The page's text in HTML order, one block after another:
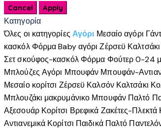
Οι
μπορούν
να
επιλεγούν
στη
σελίδα
του
προϊόντος
Κατηγορία
Όλες οι κατηγορίες Αγόρι Μεσαίο αγόρι
κασκόλ Φόρμα Baby αγόρι Ζέρσεϋ Καλτσάκι
Σετ σκούφος-κασκόλ Φόρμα Φούτερ 0-24
Μπλούζες Αγόρι Μπουφάν Μπουφάν-
Μεσαίο κορίτσι Ζέρσεϋ Καλσόν Καλτσάκι
Μπλουζάκι μακρυμάνικο Μπουφάν Παλτό
Αξεσουάρ Κορίτσι Βρεφικά Ζακέτες-Πλεκτά
Αντιανεμικά Κορίτσι Παιδικά Παλτό